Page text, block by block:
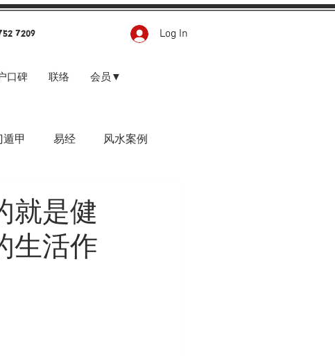
7209
口碑 联络 会员▼
Log In
甲 易经 风水案例
就是健
生活作